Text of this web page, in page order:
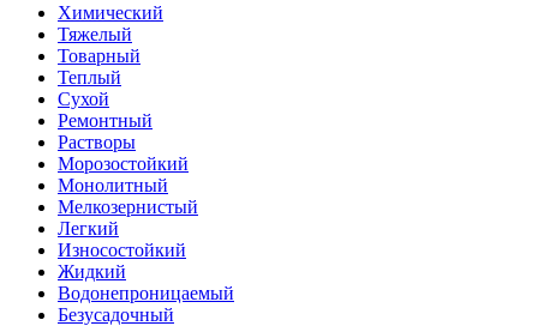
Химический
Тяжелый
Товарный
Теплый
Сухой
Ремонтный
Растворы
Морозостойкий
Монолитный
Мелкозернистый
Легкий
Износостойкий
Жидкий
Водонепроницаемый
Безусадочный